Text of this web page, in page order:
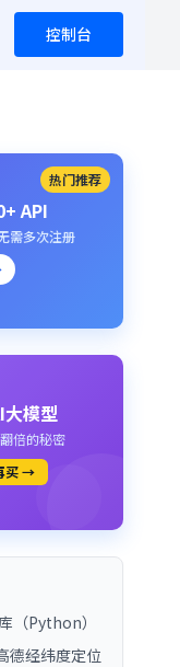
控制台
热门推荐
API
需多次注册
模型
倍的秘密
买 →
（Python）
德经纬度定位